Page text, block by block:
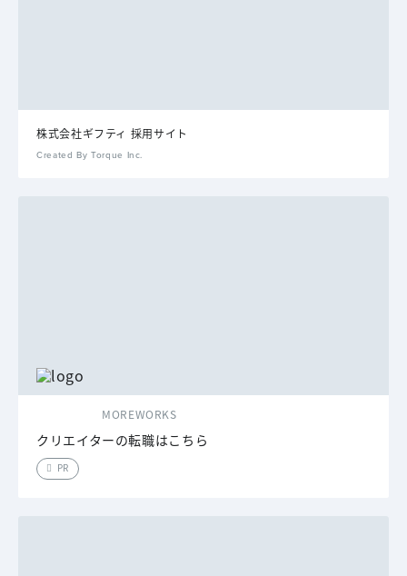
株式会社ギフティ 採用サイト
Created By Torque Inc.
MOREWORKS
クリエイターの転職はこちら
PR